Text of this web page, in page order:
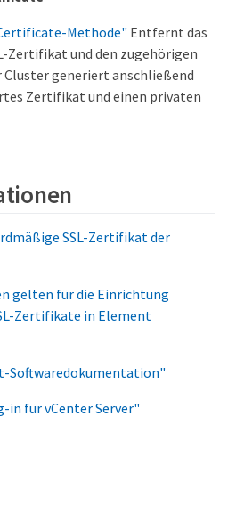
Methode" Entfernt das
Zertifikat und den zugehörigen
Cluster generiert anschließend
Zertifikat und einen privaten
SSL-Zertifikat der
gelten für die Einrichtung
Zertifikate in Element
Softwaredokumentation"
in für vCenter Server"